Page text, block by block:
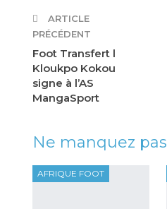
ARTICLE
PRÉCÉDENT
Foot Transfert l
Kloukpo Kokou
signe à l’AS
MangaSport
Ne manquez pas
AFRIQUE FOOT